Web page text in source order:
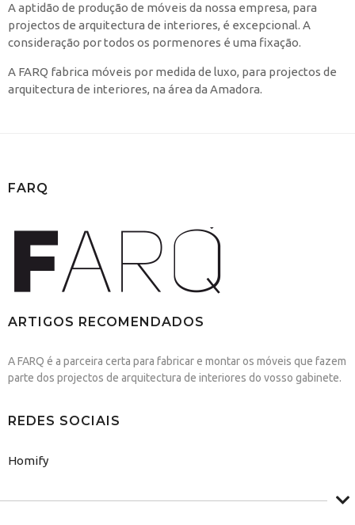
A aptidão de produção de móveis da nossa empresa, para
projectos de arquitectura de interiores, é excepcional. A
consideração por todos os pormenores é uma fixação.
A FARQ fabrica móveis por medida de luxo, para projectos de
arquitectura de interiores, na área da Amadora.
FARQ
ARTIGOS RECOMENDADOS
A FARQ é a parceira certa para fabricar e montar os móveis que fazem
parte dos projectos de arquitectura de interiores do vosso gabinete.
REDES SOCIAIS
Homify